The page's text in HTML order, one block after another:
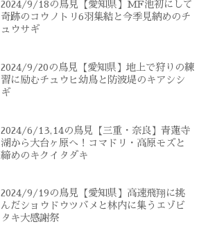
2024/9/18の鳥見【愛知県】MF池初にして
奇跡のコウノトリ6羽集結と今季見納めのチ
ュウサギ
2024/9/20の鳥見【愛知県】地上で狩りの練
習に励むチュウヒ幼鳥と防波堤のキアシシ
ギ
2024/6/13,14の鳥見【三重・奈良】青蓮寺
湖から大台ヶ原へ！コマドリ・高原モズと
締めのキクイタダキ
2024/9/19の鳥見【愛知県】高速飛翔に挑
んだショウドウツバメと林内に集うエゾビ
タキ大感謝祭